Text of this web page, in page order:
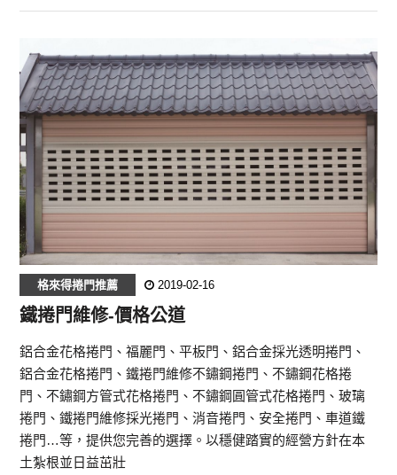
格來得捲門推薦 2019-02-16
鐵捲門維修-價格公道
鋁合金花格捲門、福麗門、平板門、鋁合金採光透明捲門、
鋁合金花格捲門、鐵捲門維修不鏽鋼捲門、不鏽鋼花格捲
門、不鏽鋼方管式花格捲門、不鏽鋼圓管式花格捲門、玻璃
捲門、鐵捲門維修採光捲門、消音捲門、安全捲門、車道鐵
捲門…等，提供您完善的選擇。以穩健踏實的經營方針在本
土紮根並日益茁壯